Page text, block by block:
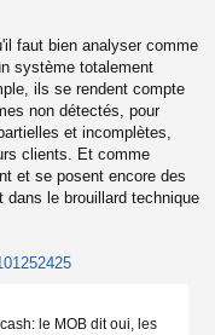
faut bien analyser comme
système totalement
ils se rendent compte
non détectés, pour
et incomplètes,
clients. Et comme
et se posent encore des
le brouillard technique
le MOB dit oui, les